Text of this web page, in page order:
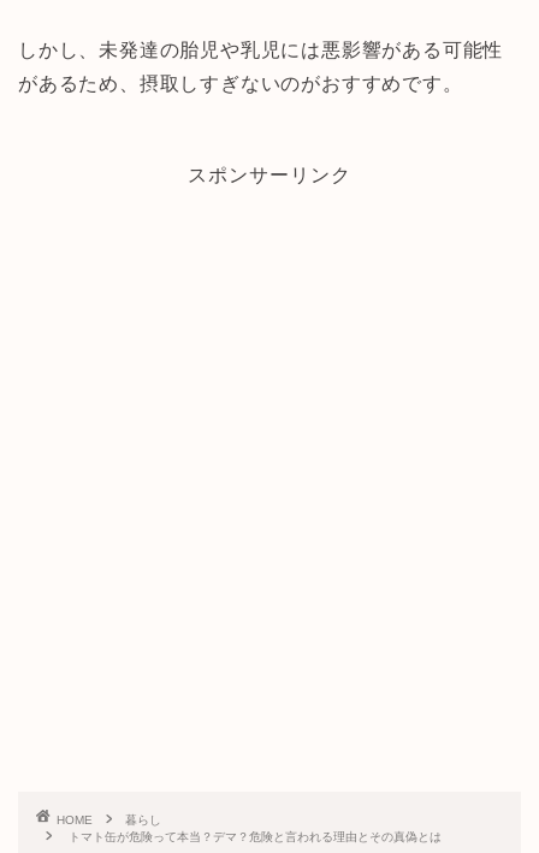
しかし、未発達の胎児や乳児には悪影響がある可能性
があるため、摂取しすぎないのがおすすめです。
スポンサーリンク
HOME
暮らし
トマト缶が危険って本当？デマ？危険と言われる理由とその真偽とは